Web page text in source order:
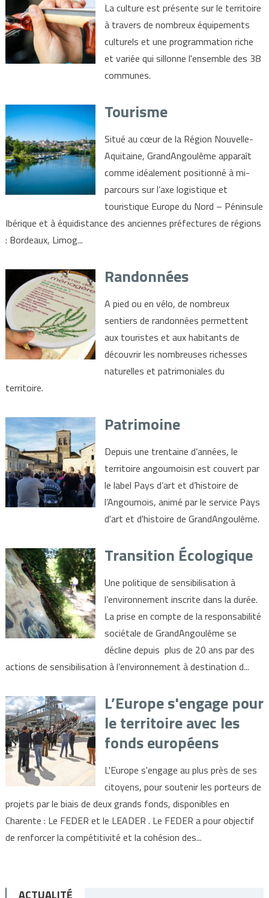
La culture est présente sur le territoire
à travers de nombreux équipements
culturels et une programmation riche
et variée qui sillonne l'ensemble des 38
communes.
Tourisme
Situé au cœur de la Région Nouvelle-
Aquitaine, GrandAngoulême apparaît
comme idéalement positionné à mi-
parcours sur l’axe logistique et
touristique Europe du Nord – Péninsule
Ibérique et à équidistance des anciennes préfectures de régions
: Bordeaux, Limog...
Randonnées
A pied ou en vélo, de nombreux
sentiers de randonnées permettent
aux touristes et aux habitants de
découvrir les nombreuses richesses
naturelles et patrimoniales du
territoire.
Patrimoine
Depuis une trentaine d’années, le
territoire angoumoisin est couvert par
le label Pays d’art et d’histoire de
l’Angoumois, animé par le service Pays
d'art et d'histoire de GrandAngoulême.
Transition Écologique
Une politique de sensibilisation à
l’environnement inscrite dans la durée.
La prise en compte de la responsabilité
sociétale de GrandAngoulême se
décline depuis plus de 20 ans par des
actions de sensibilisation à l’environnement à destination d...
L’Europe s'engage pour
le territoire avec les
fonds européens
L'Europe s'engage au plus près de ses
citoyens, pour soutenir les porteurs de
projets par le biais de deux grands fonds, disponibles en
Charente : Le FEDER et le LEADER . Le FEDER a pour objectif
de renforcer la compétitivité et la cohésion des...
ACTUALITÉ